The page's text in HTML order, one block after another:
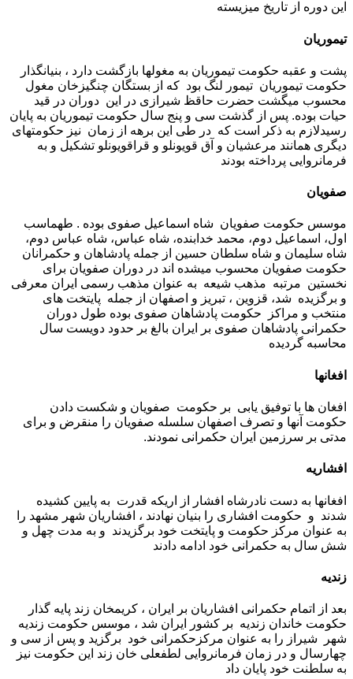
این دوره از تاریخ میزیسته
تیموریان
پشت و عقبه حکومت تیموریان به مغولها بازگشت دارد ، بنیانگذار
حکومت تیموریان تیمور لنگ بود که از بستگان چنگیزخان مغول
محسوب میگشت حضرت حاقظ شیرازی در این دوران در قید
حیات بوده. پس از گذشت سی و پنج سال حکومت تیموریان به پایان
رسیدلازم به ذکر است که در طی این برهه از زمان نیز حکومتهای
دیگری همانند مرعشیان و آق قویونلو و قراقویونلو تشکیل و به
فرمانروایی پرداخته بودند
صفویان
موسس حکومت صفویان شاه اسماعیل صفوی بوده . طهماسب
اول، اسماعیل دوم، محمد خدابنده، شاه عباس، شاه عباس دوم،
شاه سلیمان و شاه سلطان حسین از جمله پادشاهان و حکمرانان
حکومت صفویان محسوب میشده اند در دوران صفویان برای
نخستین مرتبه مذهب شیعه به عنوان مذهب رسمی ایران معرفی
و برگزیده شد، قزوین ، تبریز و اصفهان از جمله پایتخت های
منتخب و مراکز حکومت پادشاهان صفوی بوده طول دوران
حکمرانی پادشاهان صفوی بر ایران بالغ بر حدود دویست سال
محاسبه گردیده
افغانها
افغان ها با توفیق یابی بر حکومت صفویان و شکست دادن
حکومت آنها و تصرف اصفهان سلسله صفویان را منقرض و برای
مدتی بر سرزمین ایران حکمرانی نمودند.
افشاریه
افغانها به دست نادرشاه افشار از اریکه قدرت به پایین کشیده
شدند و حکومت افشاری را بنیان نهادند ، افشاریان شهر مشهد را
به عنوان مرکز حکومت و پایتخت خود برگزیدند و به مدت چهل و
شش سال به حکمرانی خود ادامه دادند
زندیه
بعد از اتمام حکمرانی افشاریان بر ایران ، کریمخان زند پایه گذار
حکومت خاندان زندیه بر کشور ایران شد ، موسس حکومت زندیه
شهر شیراز را به عنوان مرکزحکمرانی خود برگزید و پس از سی و
چهارسال و در زمان فرمانروایی لطفعلی خان زند این حکومت نیز
به سلطنت خود پایان داد